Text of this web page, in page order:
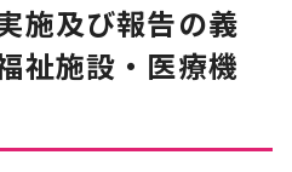
施及び報告の義
祉施設・医療機